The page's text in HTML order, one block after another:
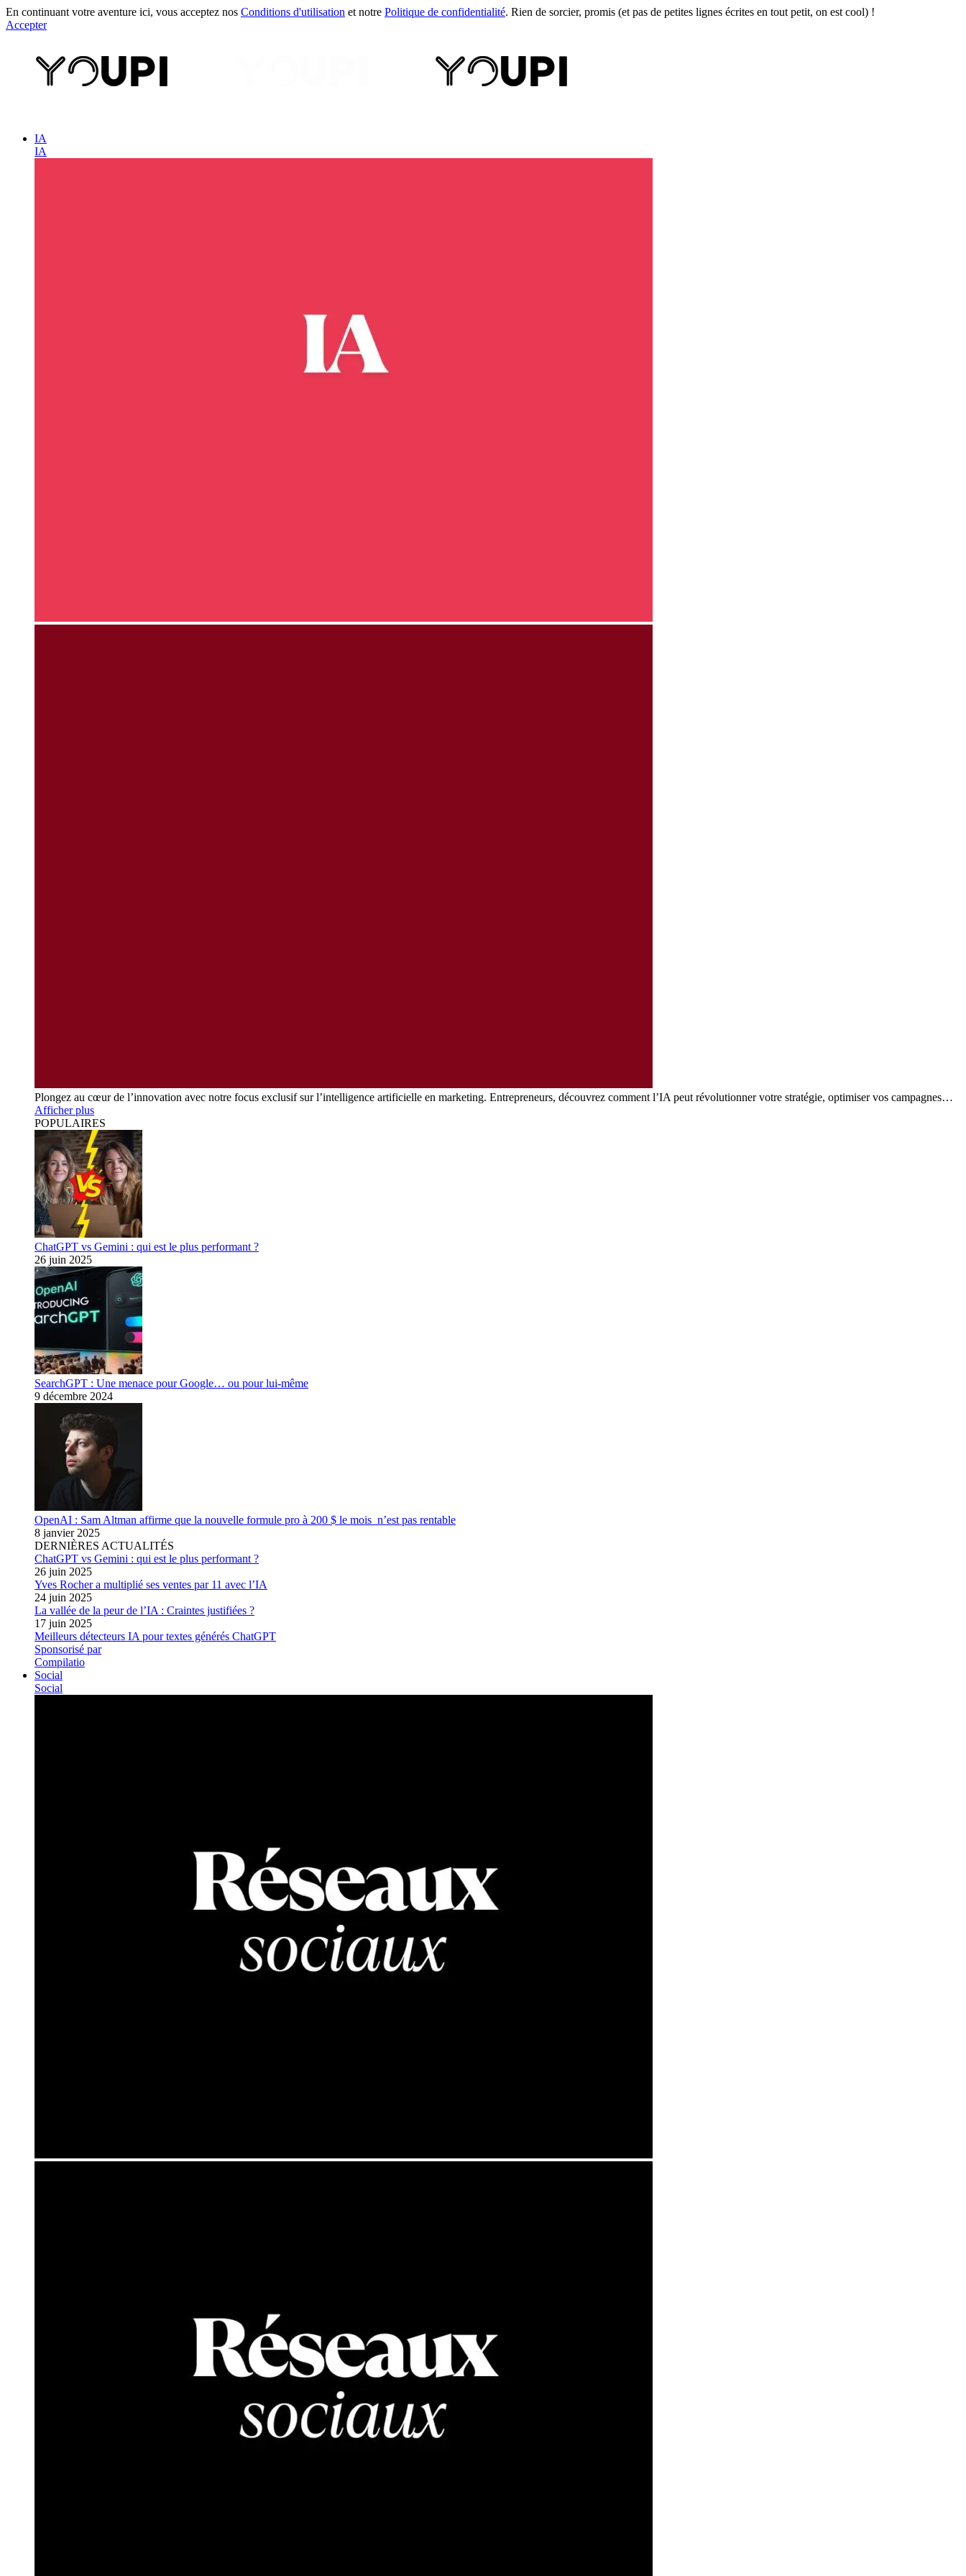
En continuant votre aventure ici, vous acceptez nos Conditions d'utilisation et notre Politique de confidentialité. Rien de sorcier, promis (et pas de petites lignes écrites en tout petit, on est cool) !
Accepter
IA
IA
Plongez au cœur de l’innovation avec notre focus exclusif sur l’intelligence artificielle en marketing. Entrepreneurs, découvrez comment l’IA peut révolutionner votre stratégie, optimiser vos campagnes…
Afficher plus
POPULAIRES
ChatGPT vs Gemini : qui est le plus performant ?
26 juin 2025
SearchGPT : Une menace pour Google… ou pour lui-même
9 décembre 2024
OpenAI : Sam Altman affirme que la nouvelle formule pro à 200 $ le mois n’est pas rentable
8 janvier 2025
DERNIÈRES ACTUALITÉS
ChatGPT vs Gemini : qui est le plus performant ?
26 juin 2025
Yves Rocher a multiplié ses ventes par 11 avec l’IA
24 juin 2025
La vallée de la peur de l’IA : Craintes justifiées ?
17 juin 2025
Meilleurs détecteurs IA pour textes générés ChatGPT
Sponsorisé par
Compilatio
Social
Social